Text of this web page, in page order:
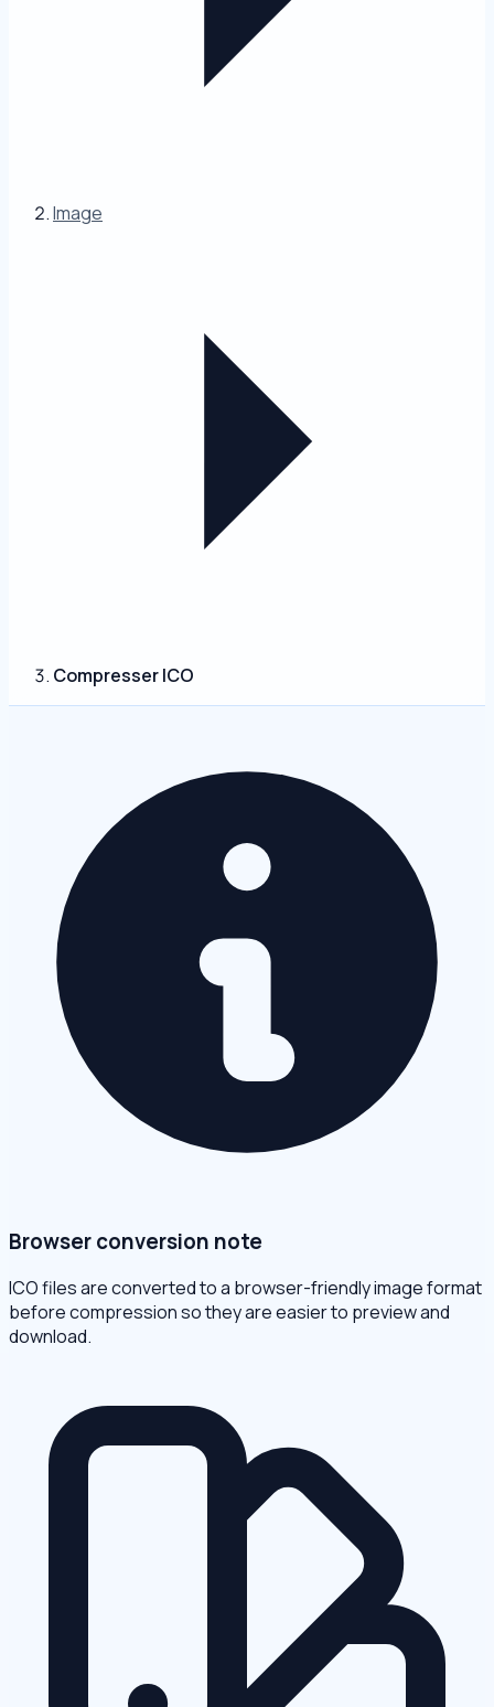
Image
Compresser ICO
Browser conversion note
ICO files are converted to a browser-friendly image format
before compression so they are easier to preview and
download.